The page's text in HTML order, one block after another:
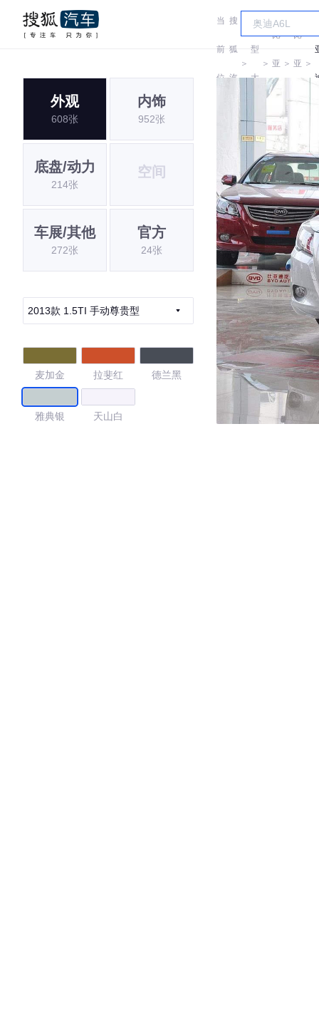
当
前
位
搜
狐
汽
＞
车
型
大
＞
比
亚
迪
＞
比
亚 ＞
外观
608张
内饰
952张
底盘/动力
214张
空间
车展/其他
272张
官方
24张
2013款 1.5TI 手动尊贵型
麦加金 拉斐红 德兰黑
雅典银 天山白